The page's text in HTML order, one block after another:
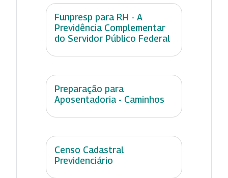
Funpresp para RH - A
Previdência Complementar
do Servidor Público Federal
Preparação para
Aposentadoria - Caminhos
Censo Cadastral
Previdenciário